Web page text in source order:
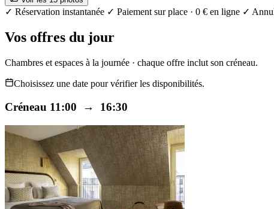
✓ Réservation instantanée ✓ Paiement sur place · 0 € en ligne ✓
Vos offres du jour
Chambres et espaces à la journée · chaque offre inclut son créneau.
Choisissez une date pour vérifier les disponibilités.
Créneau 11:00 → 16:30